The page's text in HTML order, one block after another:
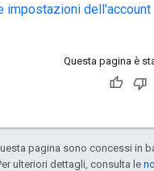
impostazioni dell'account
Questa pagina è
pagina sono concessi in
ulteriori dettagli, consulta le